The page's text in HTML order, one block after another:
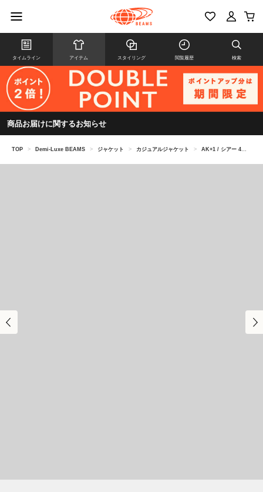
タイムライン アイテム スタイリング 閲覧履歴 検索
商品お届けに関するお知らせ
TOP > Demi-Luxe BEAMS > ジャケット > カジュアルジャケット > AK+1 / シアー 4ボタン ダブル ジャケット